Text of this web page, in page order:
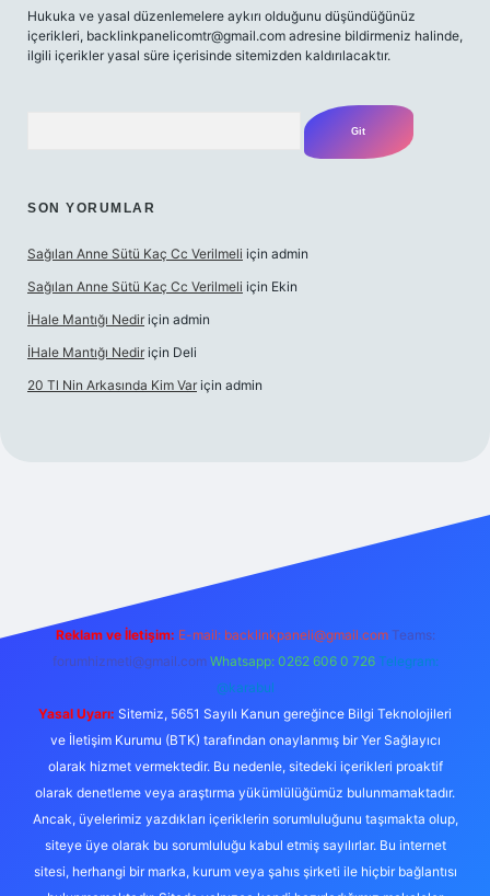
Hukuka ve yasal düzenlemelere aykırı olduğunu düşündüğünüz
içerikleri, backlinkpanelicomtr@gmail.com adresine bildirmeniz halinde,
ilgili içerikler yasal süre içerisinde sitemizden kaldırılacaktır.
SON YORUMLAR
Sağılan Anne Sütü Kaç Cc Verilmeli için admin
Sağılan Anne Sütü Kaç Cc Verilmeli için Ekin
İHale Mantığı Nedir için admin
İHale Mantığı Nedir için Deli
20 Tl Nin Arkasında Kim Var için admin
Reklam ve İletişim: E-mail: backlinkpaneli@gmail.com Teams:
forumhizmeti@gmail.com Whatsapp: 0262 606 0 726 Telegram:
@karabul
Yasal Uyarı: Sitemiz, 5651 Sayılı Kanun gereğince Bilgi Teknolojileri
ve İletişim Kurumu (BTK) tarafından onaylanmış bir Yer Sağlayıcı
olarak hizmet vermektedir. Bu nedenle, sitedeki içerikleri proaktif
olarak denetleme veya araştırma yükümlülüğümüz bulunmamaktadır.
Ancak, üyelerimiz yazdıkları içeriklerin sorumluluğunu taşımakta olup,
siteye üye olarak bu sorumluluğu kabul etmiş sayılırlar. Bu internet
sitesi, herhangi bir marka, kurum veya şahıs şirketi ile hiçbir bağlantısı